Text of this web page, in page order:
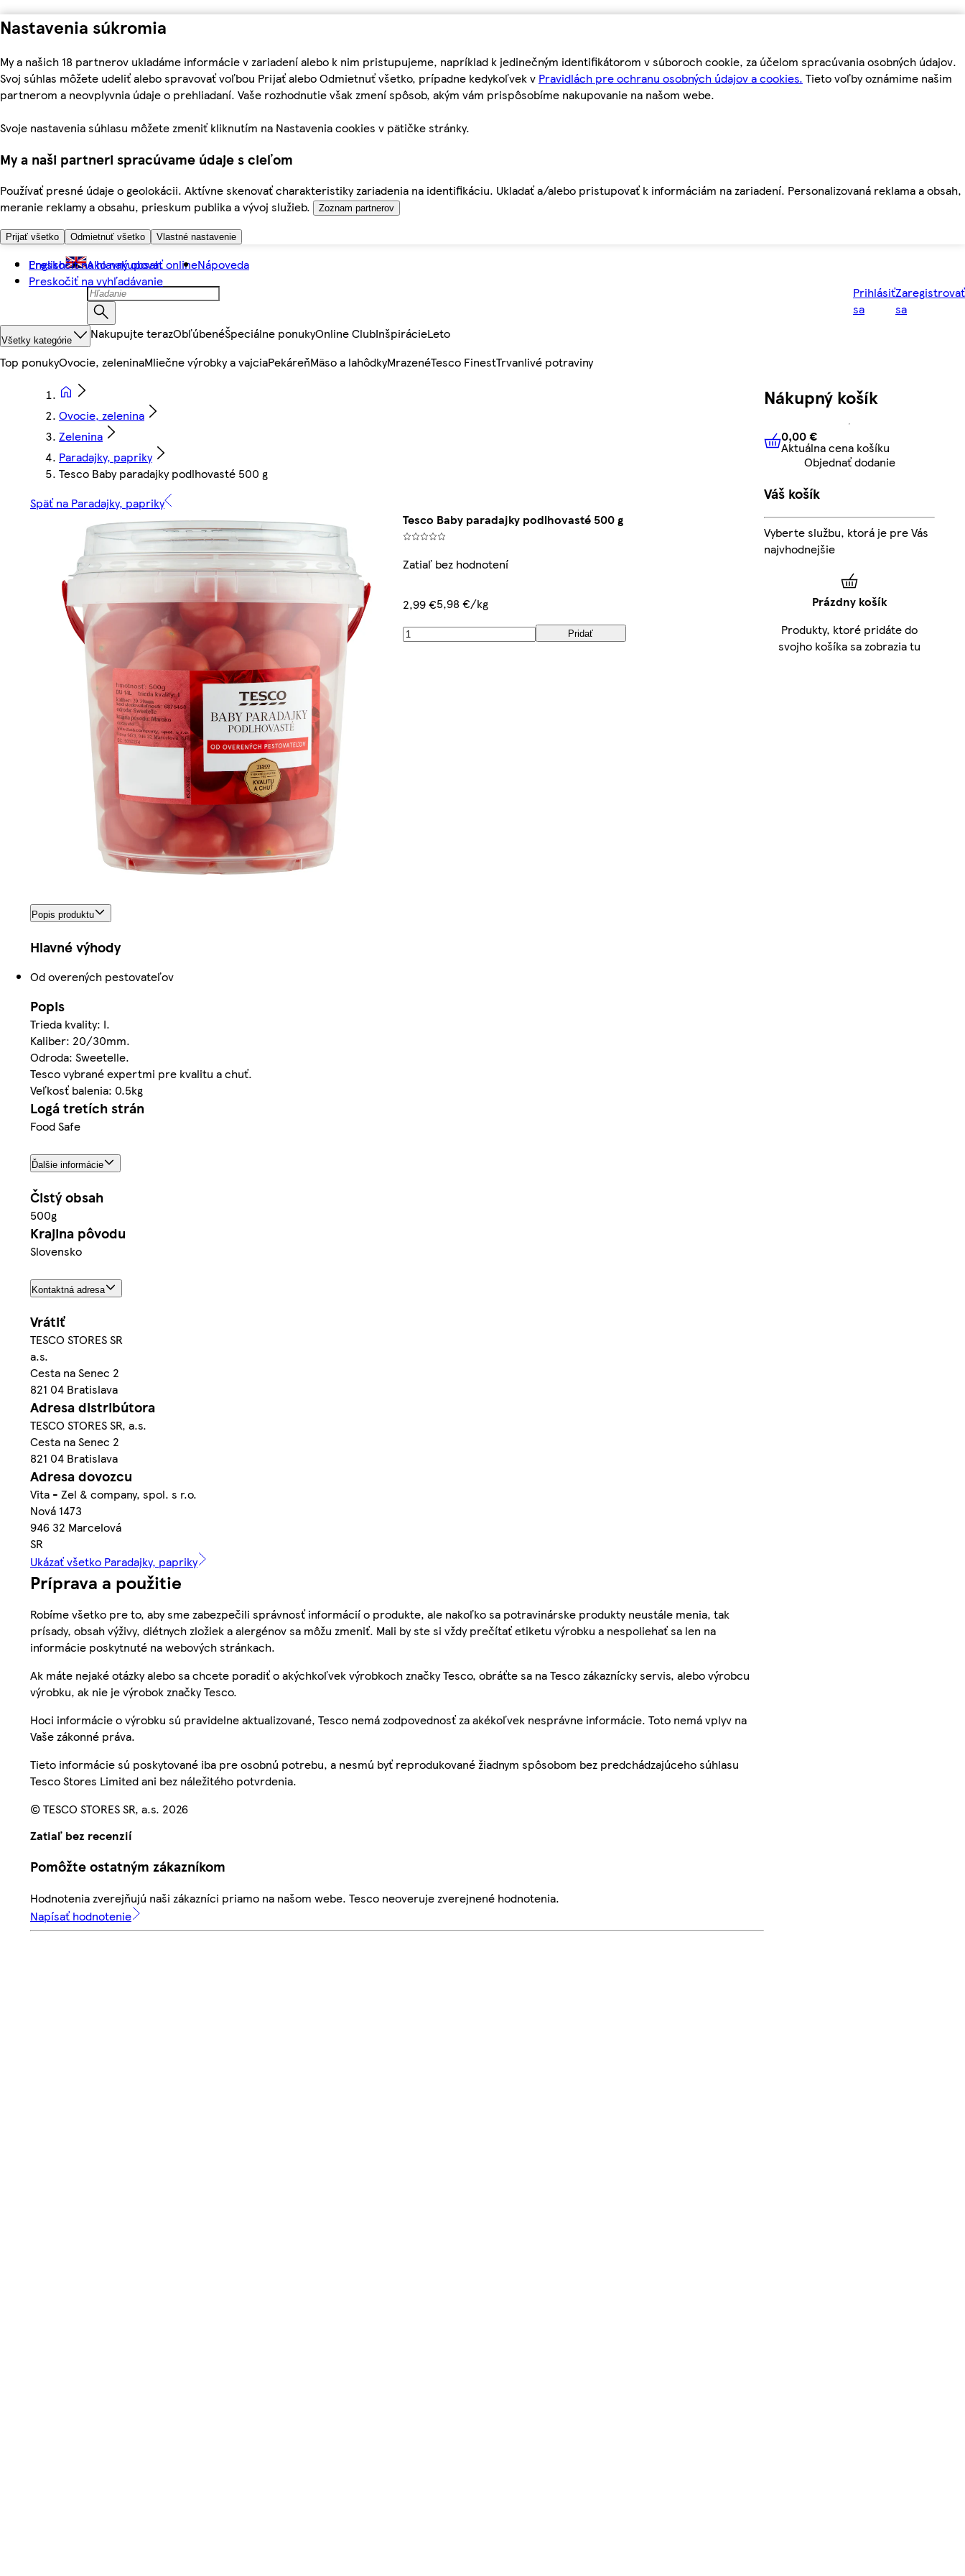
Nastavenia súkromia
My a našich 18 partnerov ukladáme informácie v zariadení alebo k nim pristupujeme, napríklad k jedinečným identifikátorom v súboroch cookie, za účelom spracúvania osobných údajov.
Svoj súhlas môžete udeliť alebo spravovať voľbou Prijať alebo Odmietnuť všetko, prípadne kedykoľvek v Pravidlách pre ochranu osobných údajov a cookies. Tieto voľby oznámime našim
partnerom a neovplyvnia údaje o prehliadaní. Vaše rozhodnutie však zmení spôsob, akým vám prispôsobíme nakupovanie na našom webe.
Svoje nastavenia súhlasu môžete zmeniť kliknutím na Nastavenia cookies v pätičke stránky.
My a naši partneri spracúvame údaje s cieľom
Používať presné údaje o geolokácii. Aktívne skenovať charakteristiky zariadenia na identifikáciu. Ukladať a/alebo pristupovať k informáciám na zariadení. Personalizovaná reklama a obsah,
meranie reklamy a obsahu, prieskum publika a vývoj služieb.
Zoznam partnerov
Prijať všetko Odmietnuť všetko Vlastné nastavenie
Preskočiť na hlavný obsah
Preskočiť na vyhľadávanie
English Ako nakupovať onlineNápoveda
Prihlásiť
sa
Zaregistrovať
sa
Všetky kategórie Nakupujte terazObľúbenéŠpeciálne ponukyOnline ClubInšpirácieLeto
Top ponukyOvocie, zeleninaMliečne výrobky a vajciaPekáreňMäso a lahôdkyMrazenéTesco FinestTrvanlivé potraviny
Ovocie, zelenina
Zelenina
Paradajky, papriky
Tesco Baby paradajky podlhovasté 500 g
Späť na Paradajky, papriky
Tesco Baby paradajky podlhovasté 500 g
Zatiaľ bez hodnotení
2,99 €5,98 €/kg
Pridať
Popis produktu
Hlavné výhody
Od overených pestovateľov
Popis
Trieda kvality: I.
Kaliber: 20/30mm.
Odroda: Sweetelle.
Tesco vybrané expertmi pre kvalitu a chuť.
Veľkosť balenia: 0.5kg
Logá tretích strán
Food Safe
Ďalšie informácie
Čistý obsah
500g
Krajina pôvodu
Slovensko
Kontaktná adresa
Vrátiť
TESCO STORES SR
a.s.
Cesta na Senec 2
821 04 Bratislava
Adresa distribútora
TESCO STORES SR, a.s.
Cesta na Senec 2
821 04 Bratislava
Adresa dovozcu
Vita - Zel & company, spol. s r.o.
Nová 1473
946 32 Marcelová
SR
Ukázať všetko Paradajky, papriky
Príprava a použitie
Robíme všetko pre to, aby sme zabezpečili správnosť informácií o produkte, ale nakoľko sa potravinárske produkty neustále menia, tak
prísady, obsah výživy, diétnych zložiek a alergénov sa môžu zmeniť. Mali by ste si vždy prečítať etiketu výrobku a nespoliehať sa len na
informácie poskytnuté na webových stránkach.
Ak máte nejaké otázky alebo sa chcete poradiť o akýchkoľvek výrobkoch značky Tesco, obráťte sa na Tesco zákaznícky servis, alebo výrobcu
výrobku, ak nie je výrobok značky Tesco.
Hoci informácie o výrobku sú pravidelne aktualizované, Tesco nemá zodpovednosť za akékoľvek nesprávne informácie. Toto nemá vplyv na
Vaše zákonné práva.
Tieto informácie sú poskytované iba pre osobnú potrebu, a nesmú byť reprodukované žiadnym spôsobom bez predchádzajúceho súhlasu
Tesco Stores Limited ani bez náležitého potvrdenia.
© TESCO STORES SR, a.s. 2026
Zatiaľ bez recenzií
Pomôžte ostatným zákazníkom
Hodnotenia zverejňujú naši zákazníci priamo na našom webe. Tesco neoveruje zverejnené hodnotenia.
Napísať hodnotenie
Nákupný košík
0,00 € Aktuálna cena košíku
0,00 €
Aktuálna cena košíku
Objednať dodanie
Váš košík
Vyberte službu, ktorá je pre Vás
najvhodnejšie
Prázdny košík
Produkty, ktoré pridáte do
svojho košíka sa zobrazia tu